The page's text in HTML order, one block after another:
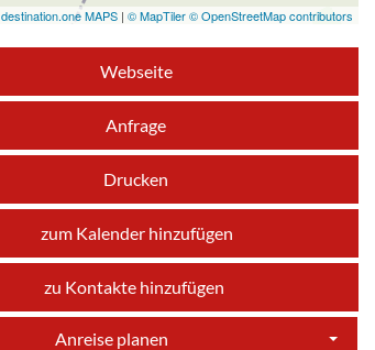
destination.one MAPS | © MapTiler © OpenStreetMap contributors
Webseite
Anfrage
Drucken
zum Kalender hinzufügen
zu Kontakte hinzufügen
Anreise planen